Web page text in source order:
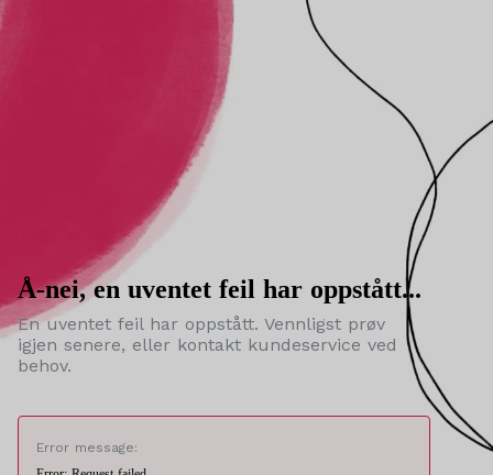
Å-nei, en uventet feil har oppstått...
En uventet feil har oppstått. Vennligst prøv
igjen senere, eller kontakt kundeservice ved
behov.
Error message: